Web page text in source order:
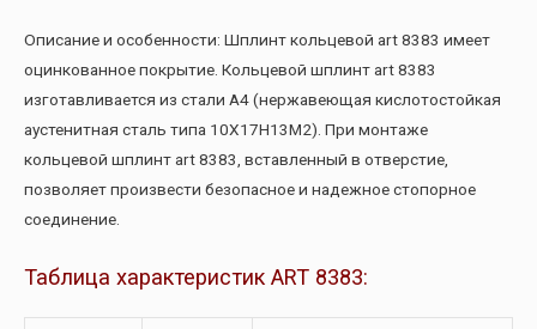
Описание и особенности: Шплинт кольцевой art 8383 имеет
оцинкованное покрытие. Кольцевой шплинт art 8383
изготавливается из стали А4 (нержавеющая кислотостойкая
аустенитная сталь типа 10Х17Н13М2). При монтаже
кольцевой шплинт art 8383, вставленный в отверстие,
позволяет произвести безопасное и надежное стопорное
соединение.
Таблица характеристик ART 8383: